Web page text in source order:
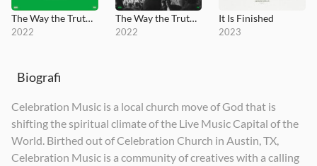
The Way the Truth the Life
2022
The Way the Truth the Life (Live)
2022
It Is Finished
2023
Let It Be Done
2023 2023
It Is Finished (Live)
2023
Biografi
Celebration Music is a local church move of God that is
shifting the spiritual climate of the Live Music Capital of the
World. Birthed out of Celebration Church in Austin, TX,
Celebration Music is a community of creatives with a calling